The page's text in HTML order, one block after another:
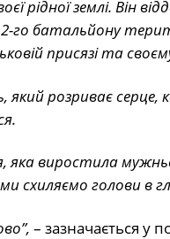
землі. Він
го батальйону
присязі та
який розриває
виростила
схиляємо голови в
– зазначається у